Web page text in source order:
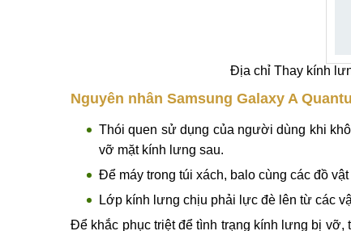
Địa chỉ Thay kính
Nguyên nhân Samsung Galaxy A
Thói quen sử dụng của người dùng khi
vỡ mặt kính lưng sau.
Để máy trong túi xách, balo cùng các đồ
Lớp kính lưng chịu phải lực đè lên từ các
Để khắc phục triệt để tình trạng kính lưng bị